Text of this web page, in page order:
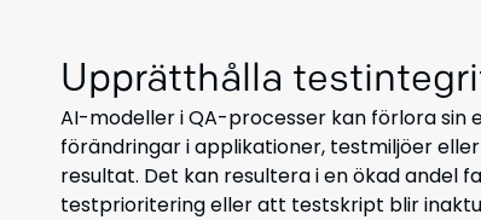
Upprätthålla
AI-modeller i QA-processer kan förlora
förändringar i applikationer, testmiljöer
resultat. Det kan resultera i en ökad andel
testprioritering eller att testskript blir